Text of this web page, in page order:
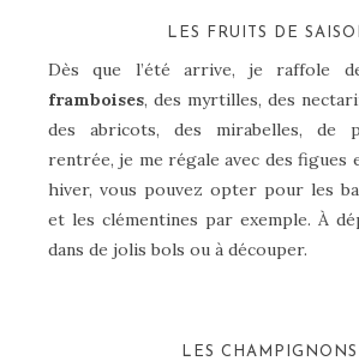
LES FRUITS DE
Dès que l’été arrive, je raffole
framboises, des myrtilles, des
des abricots, des mirabelles, de
rentrée, je me régale avec des figues
hiver, vous pouvez opter pour les
et les clémentines par exemple. À
dans de jolis bols ou à découper.
LES CHAMPIGNONS